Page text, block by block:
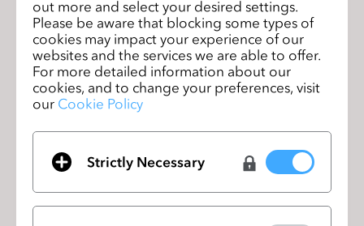
グローバルファッション産業は絶えず社会および
環境問題を認知し、より再生可能な産業につなが
資材が捨てられるのではなく、再生可能な資材に
out more and select your desired settings.
Please be aware that blocking some types of
cookies may impact your experience of our
websites and the services we are able to offer.
For more detailed information about our
cookies, and to change your preferences, visit
our Cookie Policy
Strictly Necessary